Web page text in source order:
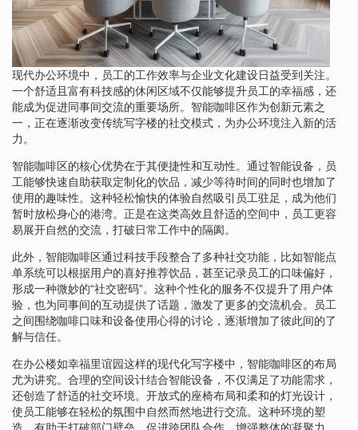
现代办公环境中，员工的工作效率与企业文化建设日益受到关注。
一个舒适且富有科技感的休闲区域不仅能够提升员工的幸福感，还
能成为促进同事间交流的重要场所。智能咖啡区作为创新元素之
一，正在逐渐改变传统写字楼的社交模式，为办公环境注入新的活
力。
智能咖啡区的核心优势在于其便捷性和互动性。通过智能设备，员
工能够快速自助获取定制化的饮品，减少等待时间的同时也增加了
使用的趣味性。这种轻松愉快的体验自然吸引员工驻足，成为他们
暂时放松身心的港湾。正是在这类高效且舒适的空间中，员工更容
易展开自然的交流，打破日常工作中的隔阂。
此外，智能咖啡区通过科技手段整合了多种社交功能，比如智能点
单系统可以根据用户的喜好推荐饮品，甚至记录员工的口味偏好，
形成一种微妙的“社交密码”。这种个性化的服务不仅提升了用户体
验，也为同事间的互动提供了话题，激发了更多的交流机会。员工
之间围绕咖啡口味和设备使用心得的讨论，逐渐增加了彼此间的了
解与信任。
在办公楼如幸福里谊园这样的现代化写字楼中，智能咖啡区的布局
尤为讲究。合理的空间设计结合智能设备，不仅满足了功能需求，
还创造了舒适的社交环境。开放式的座椅布局和柔和的灯光设计，
使员工能够在轻松的氛围中自然而然地进行交流。这种环境的塑